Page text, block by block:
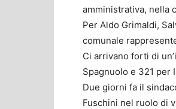
amministrativa, nella
Per Aldo Grimaldi,
comunale
Ci arrivano forti di
Spagnuolo e 321 per
Due giorni fa il
Fuschini nel ruolo di